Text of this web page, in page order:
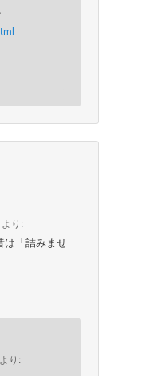
より:
は「詰みませ
より: